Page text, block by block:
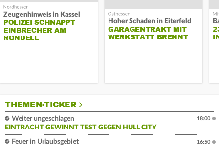
Zeugenhinweis in Kassel
POLIZEI SCHNAPPT
EINBRECHER AM
RONDELL
Hoher Schaden in Eiterfeld
GARAGENTRAKT MIT
WERKSTATT BRENNT
THEMEN-TICKER
Weiter ungeschlagen
EINTRACHT GEWINNT TEST GEGEN HULL CITY
18:00
Feuer in Urlaubsgebiet
16:50